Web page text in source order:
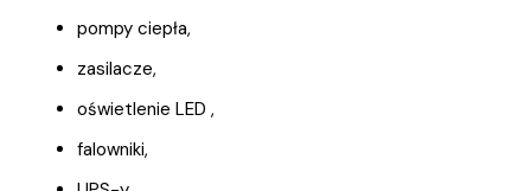
pompy ciepła,
zasilacze,
oświetlenie LED ,
falowniki,